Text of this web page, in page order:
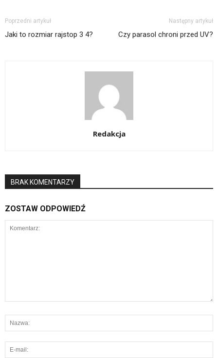
Poprzedni artykuł
Jaki to rozmiar rajstop 3 4?
Następny artykuł
Czy parasol chroni przed UV?
Redakcja
BRAK KOMENTARZY
ZOSTAW ODPOWIEDŹ